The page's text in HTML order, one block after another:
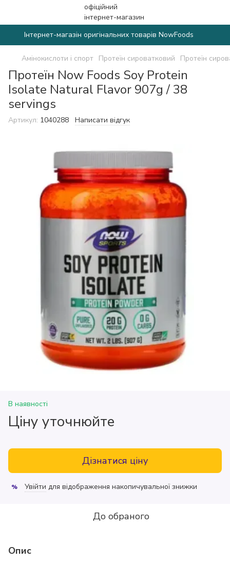
Інтернет-магазін оригінальних товарів NowFoods
Амінокислоти і спорт Протеїн сироватковий Протеїн
Протеїн Now Foods Soy Protein
Isolate Natural Flavor 907g / 38
servings
Артикул: 1040288 Написати відгук
В наявності
Ціну уточнюйте
Дізнатися ціну
% Увійти для відображення накопичувальної знижки
До обраного
Опис